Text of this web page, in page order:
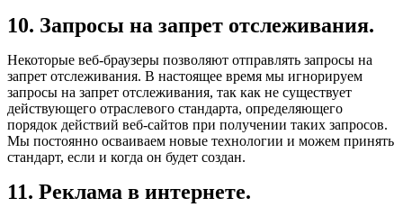
10. Запросы на запрет отслеживания.
Некоторые веб-браузеры позволяют отправлять запросы на
запрет отслеживания. В настоящее время мы игнорируем
запросы на запрет отслеживания, так как не существует
действующего отраслевого стандарта, определяющего
порядок действий веб-сайтов при получении таких запросов.
Мы постоянно осваиваем новые технологии и можем принять
стандарт, если и когда он будет создан.
11. Реклама в интернете.